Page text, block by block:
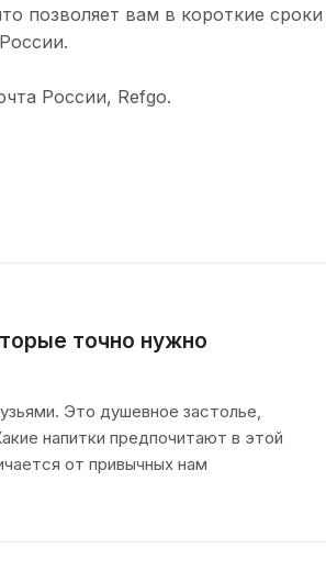
позволяет вам в короткие сроки
России, Refgo.
точно нужно
Это душевное застолье,
напитки предпочитают в этой
от привычных нам